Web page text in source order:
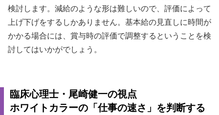
検討します。減給のような形は難しいので、評価によって
上げ下げをするしかありません。基本給の見直しに時間が
かかる場合には、賞与時の評価で調整するということを検
討してはいかがでしょう。
臨床心理士・尾崎健一の視点
ホワイトカラーの「仕事の速さ」を判断する